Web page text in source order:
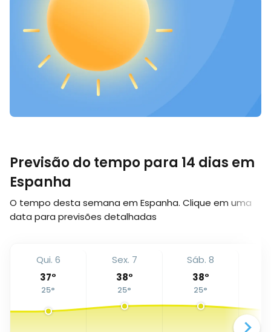
Previsão do tempo para 14 dias em
Espanha
O tempo desta semana em Espanha. Clique em uma
data para previsões detalhadas
Qui. 6
37°
25°
Sex. 7
38°
25°
Sáb. 8
38°
25°